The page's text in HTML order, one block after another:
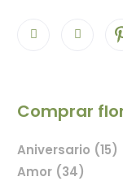
Comprar
Aniversario (15)
Amor (34)